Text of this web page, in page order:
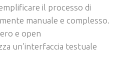
il processo di
manuale e complesso.
e open
un’interfaccia testuale